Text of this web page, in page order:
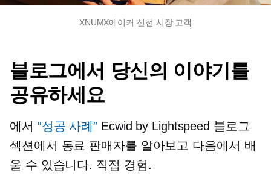
XNUMX에이커 신선 시장 고객
블로그에서 당신의 이야기를
공유하세요
에서 “성공 사례” Ecwid by Lightspeed 블로그
섹션에서 동료 판매자를 알아보고 다음에서 배
울 수 있습니다. 직접 경험.